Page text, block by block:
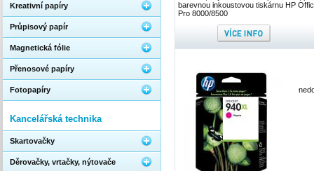
barevnou inkoustovou tiskárnu HP
Pro 8000/8500
Kreativní papíry
Průpisový papír
Magnetická fólie
Přenosové papíry
Fotopapíry
Kancelářská technika
Skartovačky
Děrovačky, vrtačky, nýtovače